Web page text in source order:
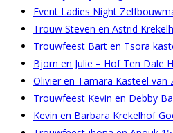
Event Ladies Night
Trouw Steven en Astrid
Trouwfeest Bart en Tsora
Bjorn en Julie – Hof Ten Dale
Olivier en Tamara Kasteel van
Trouwfeest Kevin en Debby
Kevin en Barbara Krekelhof